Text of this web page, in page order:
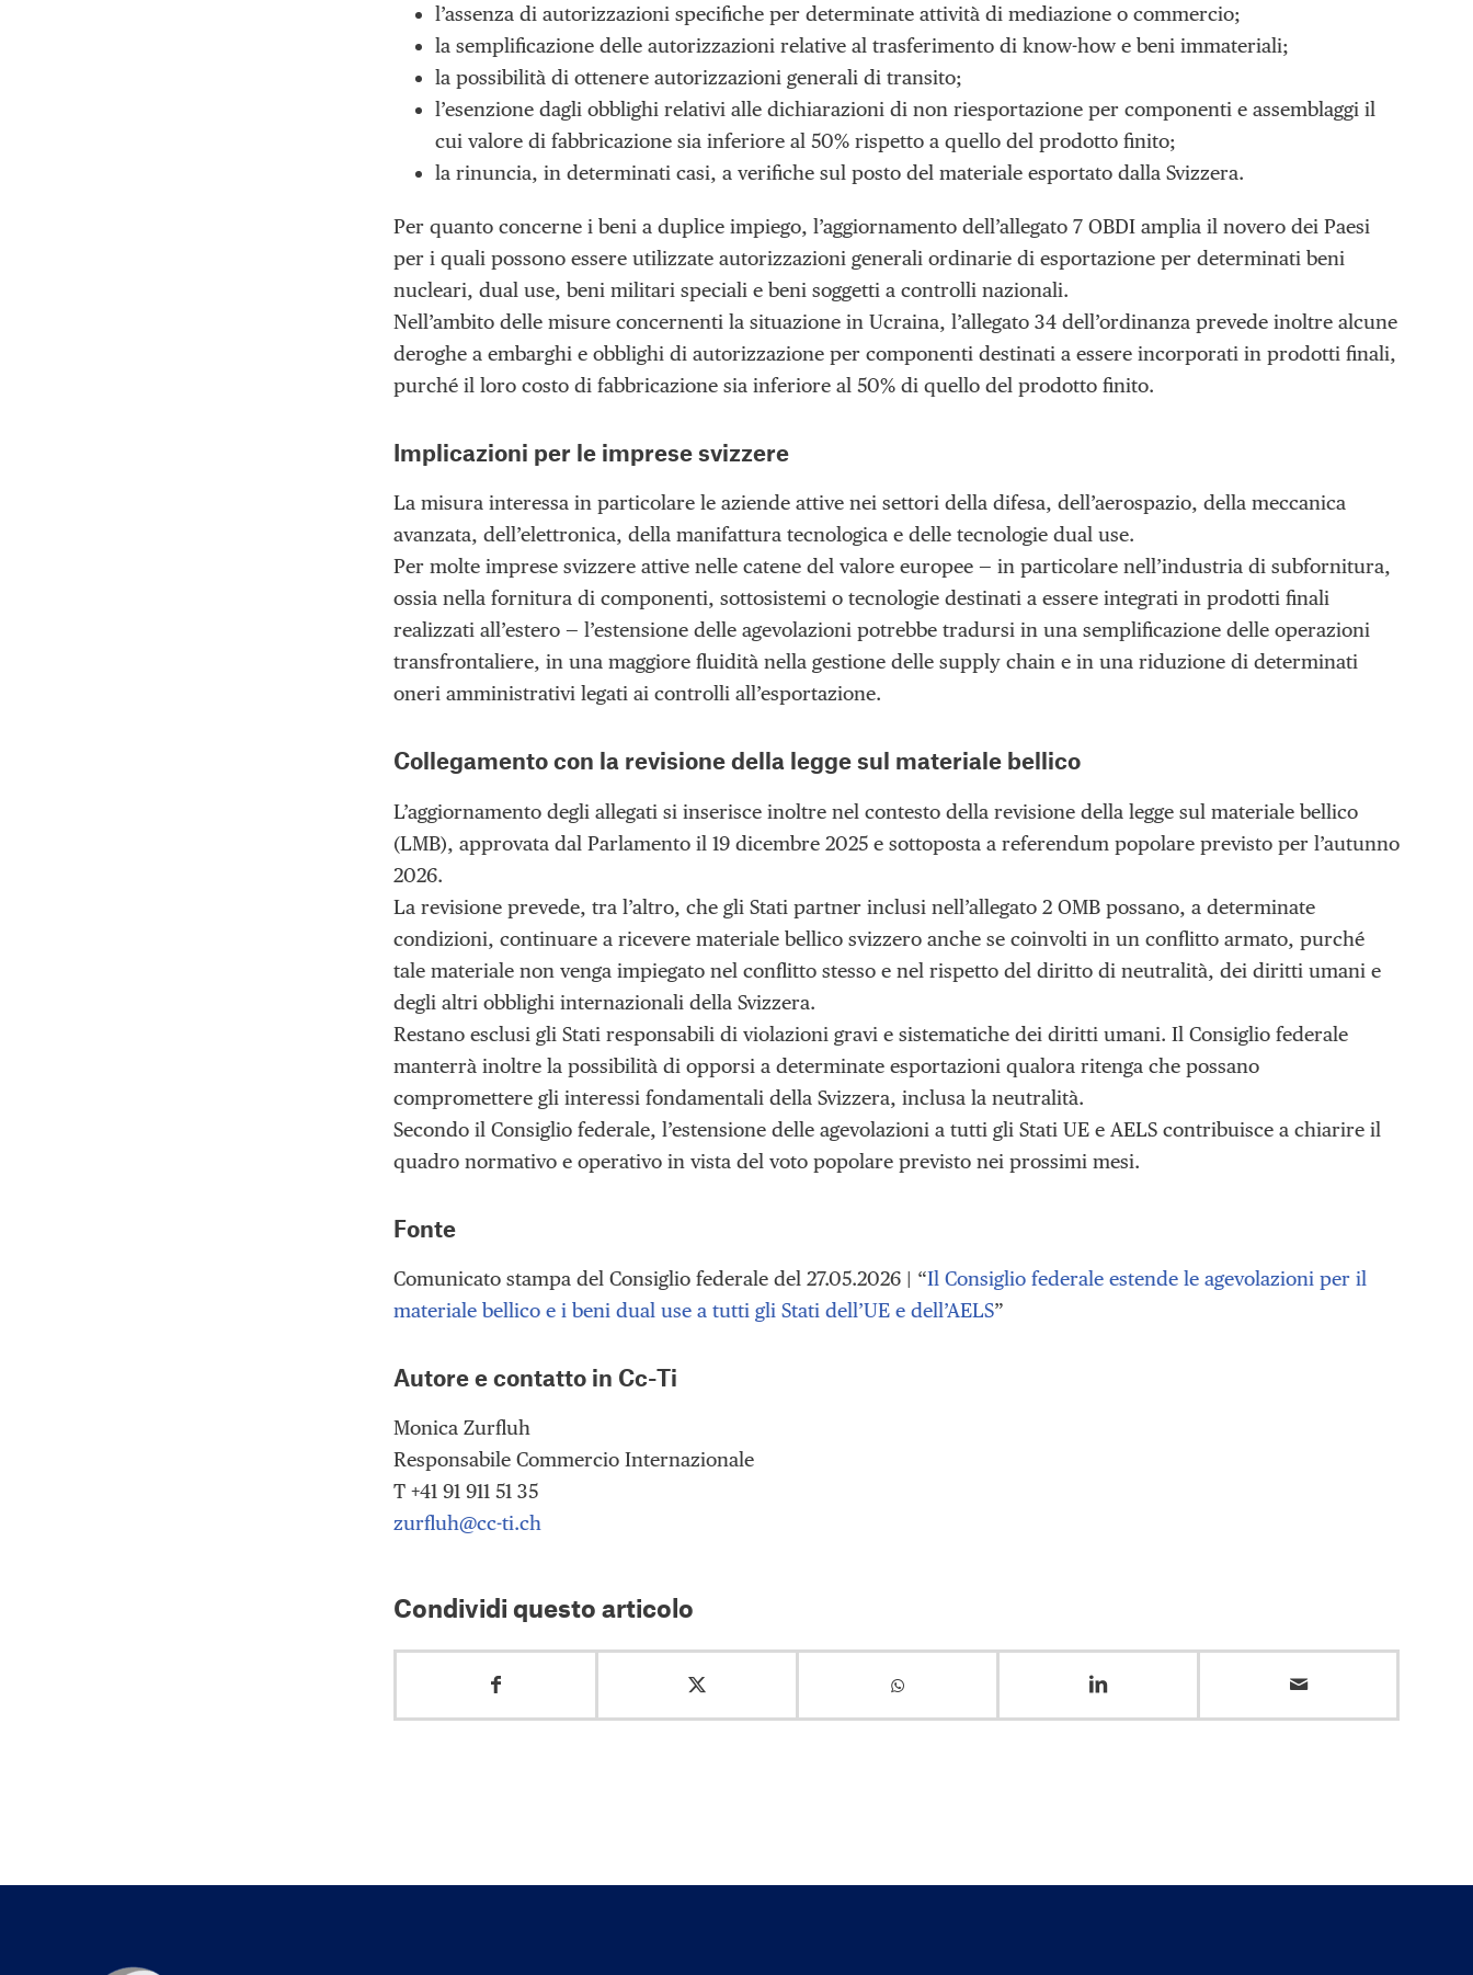
l’assenza di autorizzazioni specifiche per determinate attività di mediazione o commercio;
la semplificazione delle autorizzazioni relative al trasferimento di know-how e beni immateriali;
la possibilità di ottenere autorizzazioni generali di transito;
l’esenzione dagli obblighi relativi alle dichiarazioni di non riesportazione per componenti e assemblaggi il
cui valore di fabbricazione sia inferiore al 50% rispetto a quello del prodotto finito;
la rinuncia, in determinati casi, a verifiche sul posto del materiale esportato dalla Svizzera.
Per quanto concerne i beni a duplice impiego, l’aggiornamento dell’allegato 7 OBDI amplia il novero dei Paesi
per i quali possono essere utilizzate autorizzazioni generali ordinarie di esportazione per determinati beni
nucleari, dual use, beni militari speciali e beni soggetti a controlli nazionali.
Nell’ambito delle misure concernenti la situazione in Ucraina, l’allegato 34 dell’ordinanza prevede inoltre alcune
deroghe a embarghi e obblighi di autorizzazione per componenti destinati a essere incorporati in prodotti finali,
purché il loro costo di fabbricazione sia inferiore al 50% di quello del prodotto finito.
Implicazioni per le imprese svizzere
La misura interessa in particolare le aziende attive nei settori della difesa, dell’aerospazio, della meccanica
avanzata, dell’elettronica, della manifattura tecnologica e delle tecnologie dual use.
Per molte imprese svizzere attive nelle catene del valore europee — in particolare nell’industria di subfornitura,
ossia nella fornitura di componenti, sottosistemi o tecnologie destinati a essere integrati in prodotti finali
realizzati all’estero — l’estensione delle agevolazioni potrebbe tradursi in una semplificazione delle operazioni
transfrontaliere, in una maggiore fluidità nella gestione delle supply chain e in una riduzione di determinati
oneri amministrativi legati ai controlli all’esportazione.
Collegamento con la revisione della legge sul materiale bellico
L’aggiornamento degli allegati si inserisce inoltre nel contesto della revisione della legge sul materiale bellico
(LMB), approvata dal Parlamento il 19 dicembre 2025 e sottoposta a referendum popolare previsto per l’autunno
2026.
La revisione prevede, tra l’altro, che gli Stati partner inclusi nell’allegato 2 OMB possano, a determinate
condizioni, continuare a ricevere materiale bellico svizzero anche se coinvolti in un conflitto armato, purché
tale materiale non venga impiegato nel conflitto stesso e nel rispetto del diritto di neutralità, dei diritti umani e
degli altri obblighi internazionali della Svizzera.
Restano esclusi gli Stati responsabili di violazioni gravi e sistematiche dei diritti umani. Il Consiglio federale
manterrà inoltre la possibilità di opporsi a determinate esportazioni qualora ritenga che possano
compromettere gli interessi fondamentali della Svizzera, inclusa la neutralità.
Secondo il Consiglio federale, l’estensione delle agevolazioni a tutti gli Stati UE e AELS contribuisce a chiarire il
quadro normativo e operativo in vista del voto popolare previsto nei prossimi mesi.
Fonte
Comunicato stampa del Consiglio federale del 27.05.2026 | “Il Consiglio federale estende le agevolazioni per il
materiale bellico e i beni dual use a tutti gli Stati dell’UE e dell’AELS”
Autore e contatto in Cc-Ti
Monica Zurfluh
Responsabile Commercio Internazionale
T +41 91 911 51 35
zurfluh@cc-ti.ch
Condividi questo articolo